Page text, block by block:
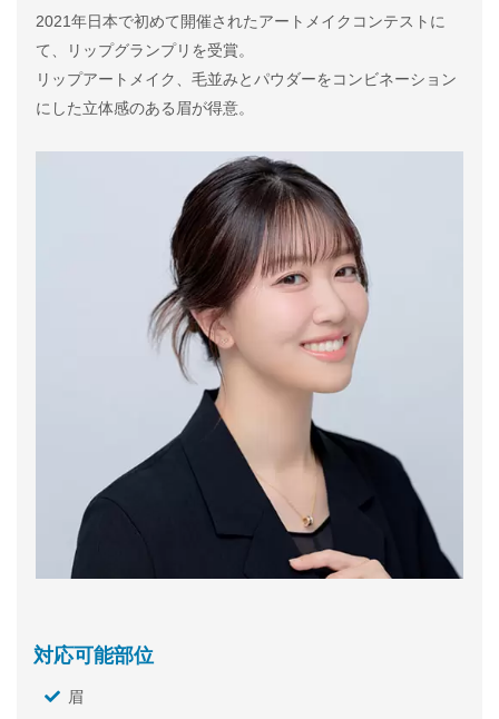
2021年日本で初めて開催されたアートメイクコンテストに
て、リップグランプリを受賞。
リップアートメイク、毛並みとパウダーをコンビネーション
にした立体感のある眉が得意。
対応可能部位
眉